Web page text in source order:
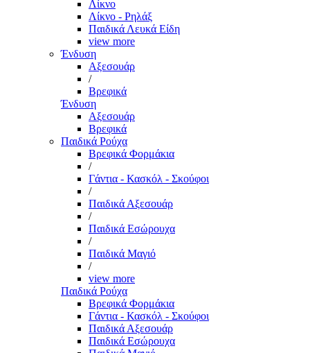
Λίκνο
Λίκνο - Ρηλάξ
Παιδικά Λευκά Είδη
view more
Ένδυση
Αξεσουάρ
/
Βρεφικά
Ένδυση
Αξεσουάρ
Βρεφικά
Παιδικά Ρούχα
Βρεφικά Φορμάκια
/
Γάντια - Κασκόλ - Σκούφοι
/
Παιδικά Αξεσουάρ
/
Παιδικά Εσώρουχα
/
Παιδικά Μαγιό
/
view more
Παιδικά Ρούχα
Βρεφικά Φορμάκια
Γάντια - Κασκόλ - Σκούφοι
Παιδικά Αξεσουάρ
Παιδικά Εσώρουχα